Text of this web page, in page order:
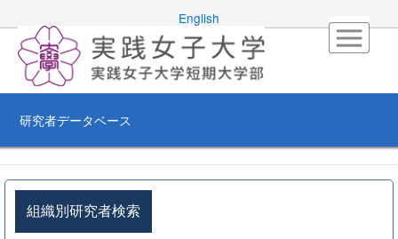
English
研究者データベース
組織別研究者検索